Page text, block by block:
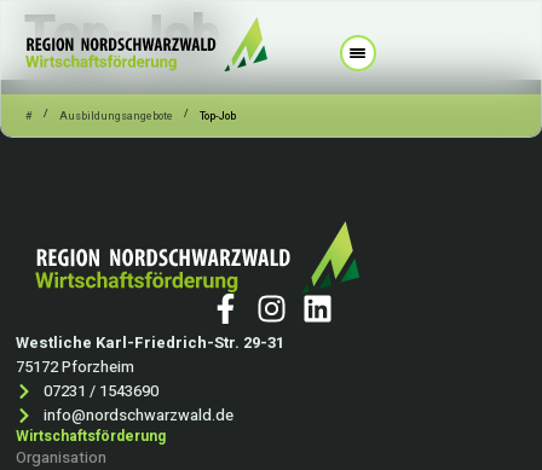
# / Ausbildungsangebote / Top-Job
Top-Job
Westliche Karl-Friedrich-Str. 29-31
75172 Pforzheim
07231 / 1543690
info@nordschwarzwald.de
Wirtschaftsförderung
Organisation